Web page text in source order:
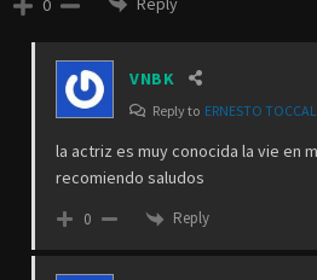
0
VNBK
Reply to ERNESTO
la actriz es muy conocida la vie en
recomiendo saludos
0 Reply